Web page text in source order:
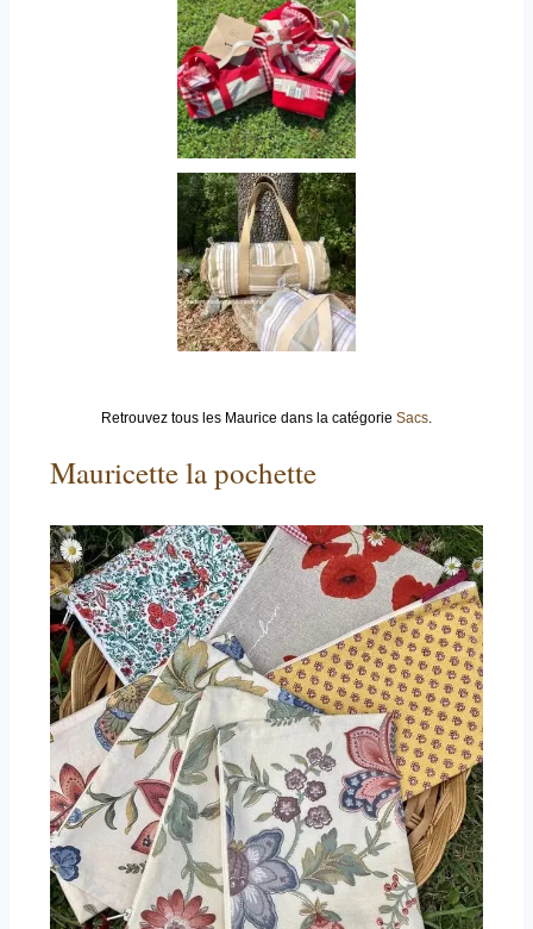
Retrouvez tous les Maurice dans la catégorie Sacs
Mauricette la pochette